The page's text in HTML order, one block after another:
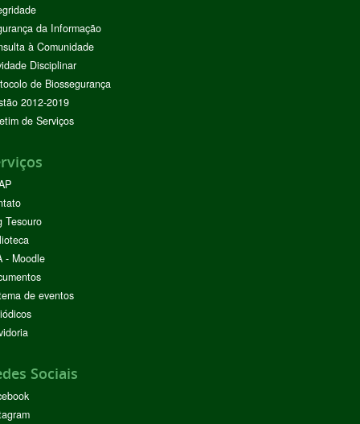
da Informação
à Comunidade
Disciplinar
de Biossegurança
2012-2019
de Serviços
Tesouro
- Moodle
de eventos
Sociais